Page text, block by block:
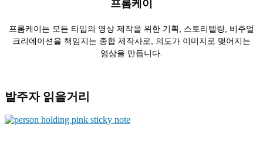
프롬케이
프롬케이는 모든 타입의 영상 제작을 위한 기획, 스토리텔링, 비주얼
크리에이션을 책임지는 종합 제작사로, 의도가 이미지로 맺어지는
영상을 만듭니다.
발주자 읽을거리